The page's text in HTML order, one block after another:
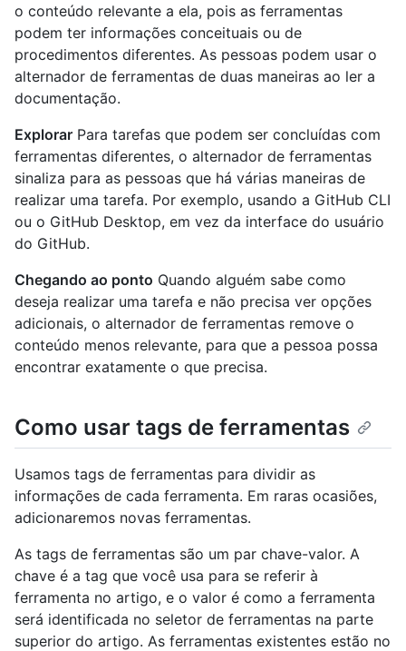
o conteúdo relevante a ela, pois as ferramentas
podem ter informações conceituais ou de
procedimentos diferentes. As pessoas podem usar o
alternador de ferramentas de duas maneiras ao ler a
documentação.
Explorar Para tarefas que podem ser concluídas com
ferramentas diferentes, o alternador de ferramentas
sinaliza para as pessoas que há várias maneiras de
realizar uma tarefa. Por exemplo, usando a GitHub CLI
ou o GitHub Desktop, em vez da interface do usuário
do GitHub.
Chegando ao ponto Quando alguém sabe como
deseja realizar uma tarefa e não precisa ver opções
adicionais, o alternador de ferramentas remove o
conteúdo menos relevante, para que a pessoa possa
encontrar exatamente o que precisa.
Como usar tags de ferramentas
Usamos tags de ferramentas para dividir as
informações de cada ferramenta. Em raras ocasiões,
adicionaremos novas ferramentas.
As tags de ferramentas são um par chave-valor. A
chave é a tag que você usa para se referir à
ferramenta no artigo, e o valor é como a ferramenta
será identificada no seletor de ferramentas na parte
superior do artigo. As ferramentas existentes estão no